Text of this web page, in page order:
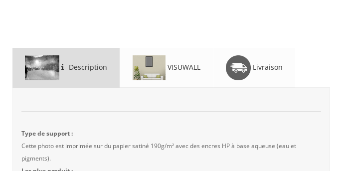
Description VISUWALL Livraison
Type de support :
Cette photo est imprimée sur du papier satiné 190g/m² avec des encres HP à base aqueuse (eau et
pigments).